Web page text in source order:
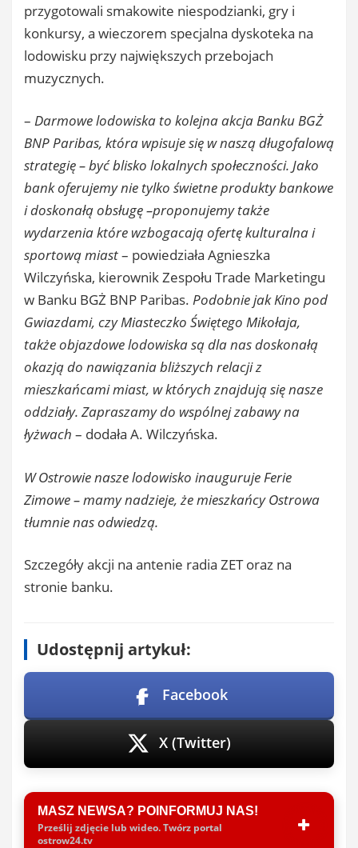
przygotowali smakowite niespodzianki, gry i
konkursy, a wieczorem specjalna dyskoteka na
lodowisku przy największych przebojach
muzycznych.
– Darmowe lodowiska to kolejna akcja Banku BGŻ
BNP Paribas, która wpisuje się w naszą długofalową
strategię – być blisko lokalnych społeczności. Jako
bank oferujemy nie tylko świetne produkty bankowe
i doskonałą obsługę –proponujemy także
wydarzenia które wzbogacają ofertę kulturalna i
sportową miast– powiedziała Agnieszka
Wilczyńska, kierownik Zespołu Trade Marketingu
w Banku BGŻ BNP Paribas. Podobnie jak Kino pod
Gwiazdami, czy Miasteczko Świętego Mikołaja,
także objazdowe lodowiska są dla nas doskonałą
okazją do nawiązania bliższych relacji z
mieszkańcami miast, w których znajdują się nasze
oddziały. Zapraszamy do wspólnej zabawy na
łyżwach – dodała A. Wilczyńska.
W Ostrowie nasze lodowisko inauguruje Ferie
Zimowe – mamy nadzieje, że mieszkańcy Ostrowa
tłumnie nas odwiedzą.
Szczegóły akcji na antenie radia ZET oraz na
stronie banku.
Udostępnij artykuł:
Facebook
X (Twitter)
MASZ NEWSA? POINFORMUJ NAS!
Prześlij zdjęcie lub wideo. Twórz portal
ostrow24.tv